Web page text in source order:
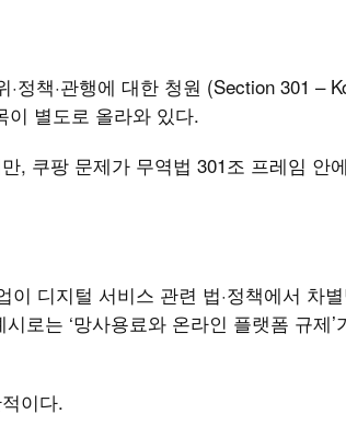
책·관행에 대한 청원 (Section 301 –
이 별도로 올라와 있다.
, 쿠팡 문제가 무역법 301조 프레임 안
디지털 서비스 관련 법·정책에서 차
로는 ‘망사용료와 온라인 플랫폼 규제’
이다.